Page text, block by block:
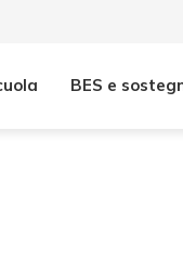
BES e